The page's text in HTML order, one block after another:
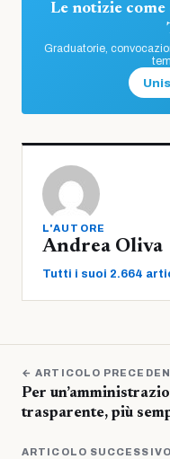
Le notizie
Graduatorie,
L'AUTORE
Andrea Oliva
Tutti i suoi 2.664
← ARTICOLO
Per
trasparente, più
ARTICOLO